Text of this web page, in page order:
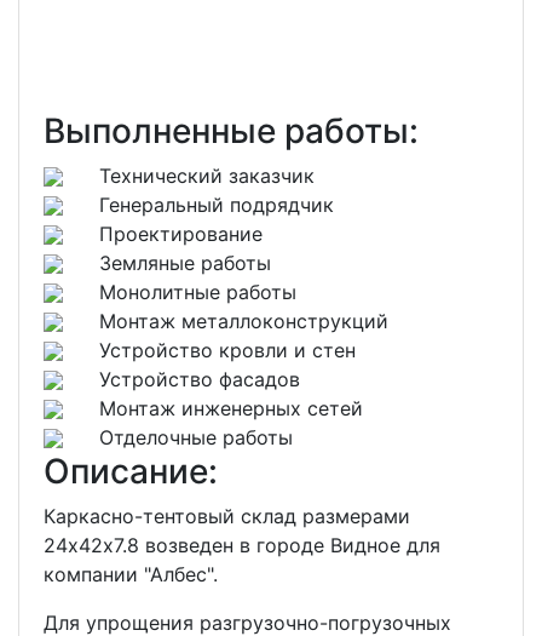
Выполненные работы:
Технический заказчик
Генеральный подрядчик
Проектирование
Земляные работы
Монолитные работы
Монтаж металлоконструкций
Устройство кровли и стен
Устройство фасадов
Монтаж инженерных сетей
Отделочные работы
Описание:
Каркасно-тентовый склад размерами
24х42х7.8 возведен в городе Видное для
компании "Албес".
Для упрощения разгрузочно-погрузочных